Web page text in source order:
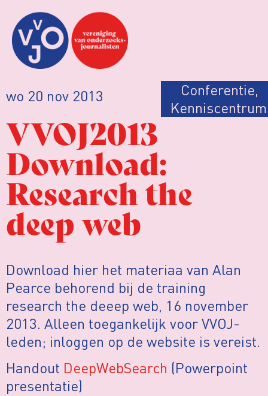
wo 20 nov 2013 Conferentie,
Kenniscentrum
VVOJ2013
Download:
Research the
deep web
Download hier het materiaa van Alan
Pearce behorend bij de training
research the deeep web, 16 november
2013. Alleen toegankelijk voor VVOJ-
leden; inloggen op de website is vereist.
Handout DeepWebSearch (Powerpoint
presentatie)